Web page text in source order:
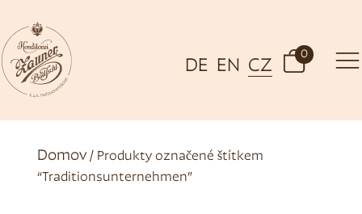
DE EN CZ
0
Domov/ Produkty označené štítkem
“Traditionsunternehmen”